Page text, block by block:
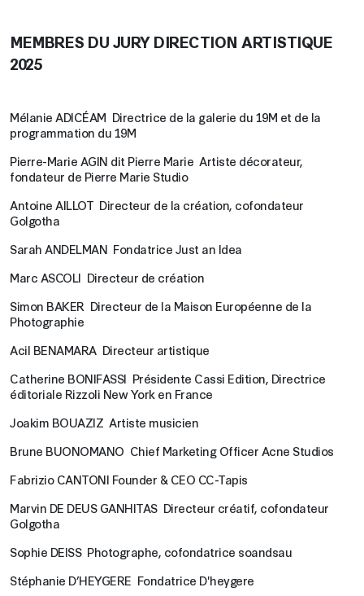
MEMBRES DU JURY DIRECTION ARTISTIQUE
2025
Mélanie ADICÉAM Directrice de la galerie du 19M et de la
programmation du 19M
Pierre-Marie AGIN dit Pierre Marie Artiste décorateur,
fondateur de Pierre Marie Studio
Antoine AILLOT Directeur de la création, cofondateur
Golgotha
Sarah ANDELMAN Fondatrice Just an Idea
Marc ASCOLI Directeur de création
Simon BAKER Directeur de la Maison Européenne de la
Photographie
Acil BENAMARA Directeur artistique
Catherine BONIFASSI Présidente Cassi Edition, Directrice
éditoriale Rizzoli New York en France
Joakim BOUAZIZ Artiste musicien
Brune BUONOMANO Chief Marketing Officer Acne Studios
Fabrizio CANTONI Founder & CEO CC-Tapis
Marvin DE DEUS GANHITAS Directeur créatif, cofondateur
Golgotha
Sophie DEISS Photographe, cofondatrice soandsau
Stéphanie D’HEYGERE Fondatrice D'heygere